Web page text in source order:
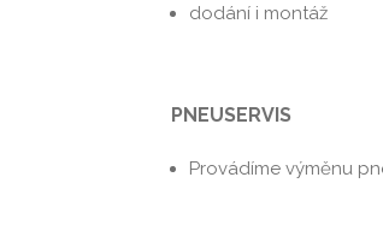
dodání i montáž
PNEUSERVIS
Provádíme výměnu